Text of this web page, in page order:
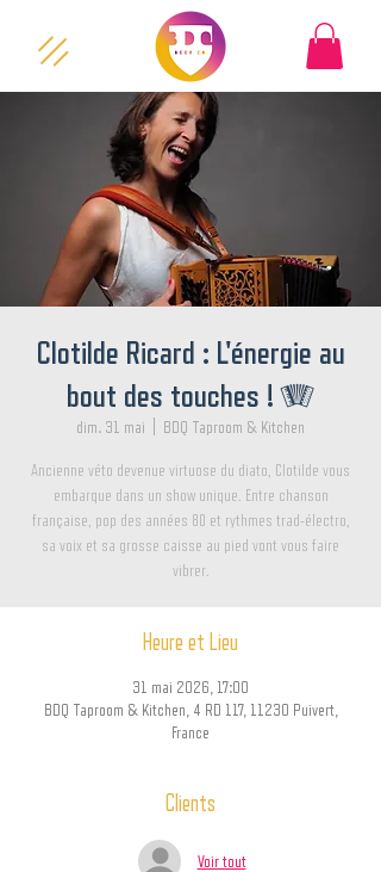
Clotilde Ricard : L'énergie au
bout des touches ! 🪗
dim. 31 mai BDQ Taproom & Kitchen
Ancienne véto devenue virtuose du diato, Clotilde vous
embarque dans un show unique. Entre chanson
française, pop des années 80 et rythmes trad-électro,
sa voix et sa grosse caisse au pied vont vous faire
vibrer.
Heure et Lieu
31 mai 2026, 17:00
BDQ Taproom & Kitchen, 4 RD 117, 11230 Puivert,
France
Clients
Voir tout